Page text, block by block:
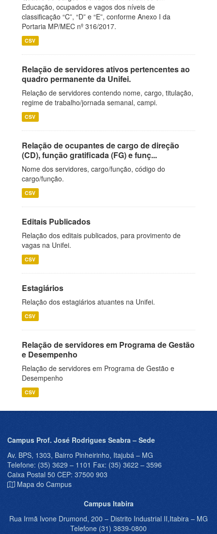
Educação, ocupados e vagos dos níveis de
classificação “C”, “D” e “E”, conforme Anexo I da
Portaria MP/MEC nº 316/2017.
CSV
Relação de servidores ativos pertencentes ao
quadro permanente da Unifei.
Relação de servidores contendo nome, cargo, titulação,
regime de trabalho/jornada semanal, campi.
CSV
Relação de ocupantes de cargo de direção
(CD), função gratificada (FG) e funç...
Nome dos servidores, cargo/função, código do
cargo/função.
CSV
Editais Publicados
Relação dos editais publicados, para provimento de
vagas na Unifei.
CSV
Estagiários
Relação dos estagiários atuantes na Unifei.
CSV
Relação de servidores em Programa de Gestão
e Desempenho
Relação de servidores em Programa de Gestão e
Desempenho
CSV
Campus Prof. José Rodrigues Seabra – Sede
Av. BPS, 1303, Bairro Pinheirinho, Itajubá – MG
Telefone: (35) 3629 – 1101 Fax: (35) 3622 – 3596
Caixa Postal 50 CEP: 37500 903
Mapa do Campus
Campus Itabira
Rua Irmã Ivone Drumond, 200 – Distrito Industrial II,Itabira – MG
Telefone (31) 3839-0800